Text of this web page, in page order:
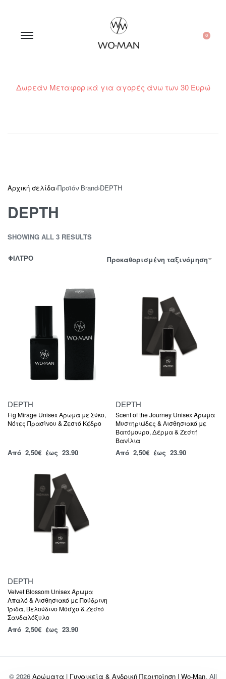
0
Δωρεάν Μεταφορικά για αγορές άνω των 30 Ευρώ
Αρχική σελίδα›Προϊόν Brand›DEPTH
DEPTH
SHOWING ALL 3 RESULTS
Προκαθορισμένη ταξινόμηση
ΦΙΛΤΡΟ
DEPTH
Fig Mirage Unisex Άρωμα με Σύκο,
Νότες Πρασίνου & Ζεστό Κέδρο
Από 2,50€ έως 23.90
DEPTH
Scent of the Journey Unisex Άρωμα
Μυστηριώδες & Αισθησιακό με
Βατόμουρο, Δέρμα & Ζεστή
Βανίλια
Από 2,50€ έως 23.90
DEPTH
Velvet Blossom Unisex Άρωμα
Απαλό & Αισθησιακό με Πούδρινη
Ίριδα, Βελούδινο Μόσχο & Ζεστό
Σανδαλόξυλο
Από 2,50€ έως 23.90
© 2026 Αρώματα | Γυναικεία & Ανδρική Περιποίηση | Wo-Man. All